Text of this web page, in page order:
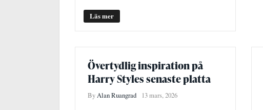
Läs mer
Övertydlig inspiration på
Harry Styles senaste platta
ByAlan Ruangrad 13 mars, 2026